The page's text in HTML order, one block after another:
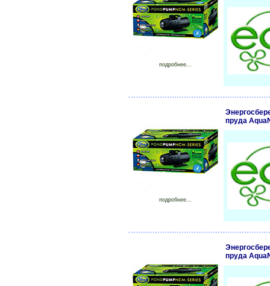
подробнее...
подробнее...
пруда
пруда